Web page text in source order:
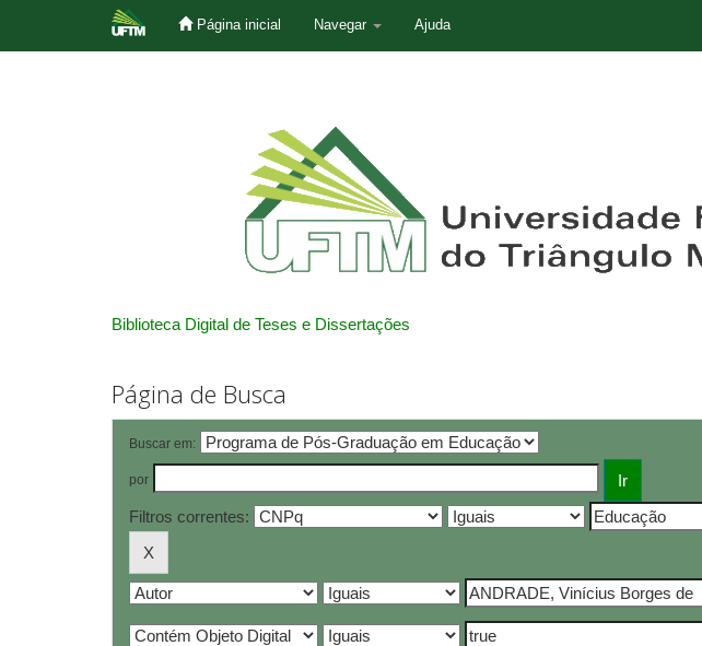
Página inicial Navegar Ajuda
Biblioteca Digital de Teses e Dissertações
Página de Busca
Buscar em:
por
Filtros correntes: